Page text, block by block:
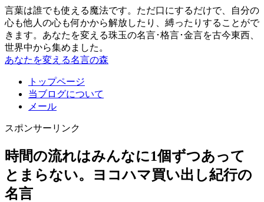
言葉は誰でも使える魔法です。ただ口にするだけで、自分の
心も他人の心も何かから解放したり、縛ったりすることがで
きます。あなたを変える珠玉の名言･格言･金言を古今東西、
世界中から集めました。
あなたを変える名言の森
トップページ
当ブログについて
メール
スポンサーリンク
時間の流れはみんなに1個ずつあって
とまらない。ヨコハマ買い出し紀行の
名言